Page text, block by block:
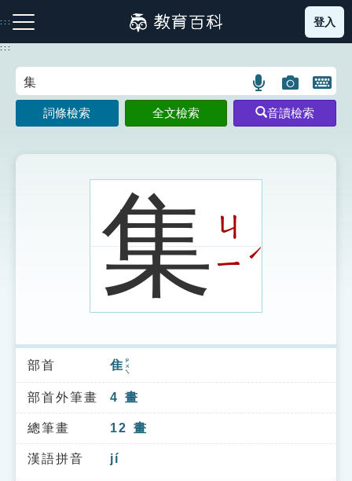
到
主
:::
注音索引圖示 筆畫索引圖示 部首索引表圖示
索引選單
知識索引
單字索引
生命大百科索引
登入
:::
語
言
搜
示
圖
片
搜
開
鍵
圖
詞條檢索 全文檢索 音讀檢索
集 ㄐ
ㄧˊ
部首 隹 ㄓㄨㄟ
部首外筆畫 4 畫
總筆畫 12 畫
漢語拼音 jí